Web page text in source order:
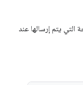
التي يتم إرسالها عند